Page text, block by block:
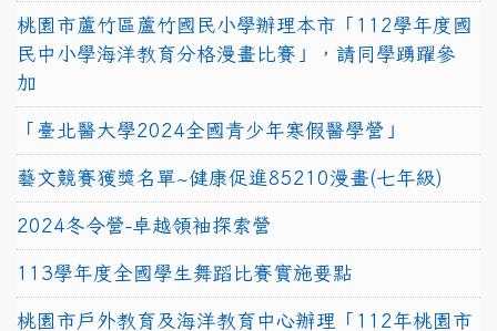
桃園市蘆竹區蘆竹國民小學辦理本市「112學年度國
民中小學海洋教育分格漫畫比賽」，請同學踴躍參
加
「臺北醫大學2024全國青少年寒假醫學營」
藝文競賽獲獎名單~健康促進85210漫畫(七年級)
2024冬令營-卓越領袖探索營
113學年度全國學生舞蹈比賽實施要點
桃園市戶外教育及海洋教育中心辦理「112年桃園市